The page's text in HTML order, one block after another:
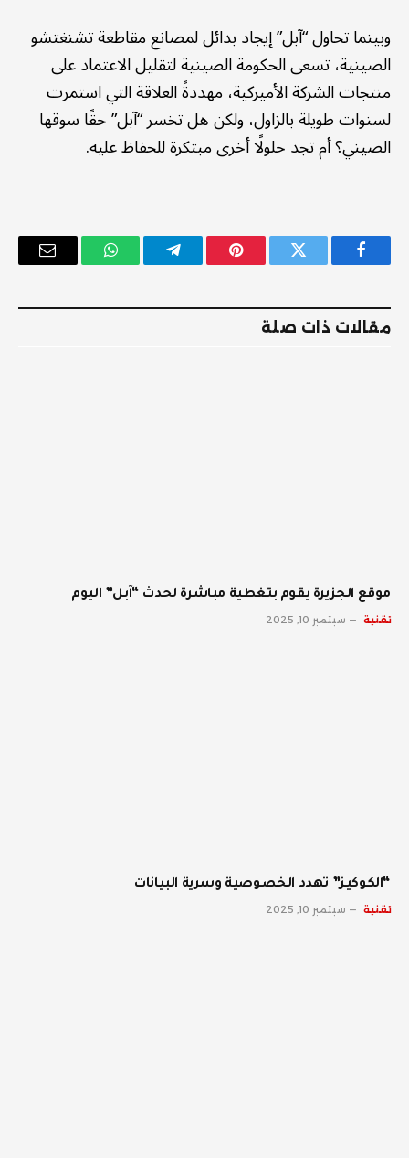
وبينما تحاول “آبل” إيجاد بدائل لمصانع مقاطعة تشنغتشو
الصينية، تسعى الحكومة الصينية لتقليل الاعتماد على
منتجات الشركة الأميركية، مهددةً العلاقة التي استمرت
لسنوات طويلة بالزاول، ولكن هل تخسر “آبل” حقًا سوقها
الصيني؟ أم تجد حلولًا أخرى مبتكرة للحفاظ عليه.
فيسبوك تويتر بينتيريستتيلقرام واتساب
البريد
مقالات ذات صلة
موقع الجزيرة يقوم بتغطية مباشرة لحدث “آبل” اليوم
تقنية سبتمبر 10, 2025
“الكوكيز” تهدد الخصوصية وسرية البيانات
تقنية سبتمبر 10, 2025